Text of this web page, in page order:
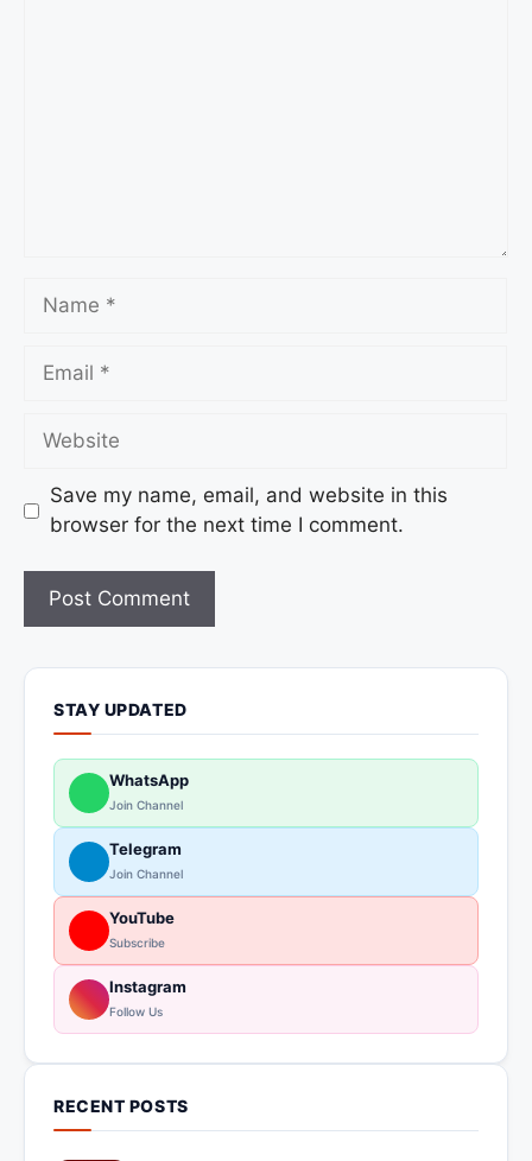
Save my name, email, and website in this
browser for the next time I comment.
STAY UPDATED
WhatsApp
Join Channel
Telegram
Join Channel
YouTube
Subscribe
Instagram
Follow Us
RECENT POSTS